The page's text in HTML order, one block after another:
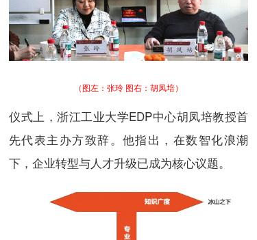
（图左：张玲 图右：胡凤培）
仪式上，浙江工业大学EDP中心胡凤培教授首
先代表主办方致辞。他指出，在数智化浪潮
下，企业转型与人才升级已成为核心议题。